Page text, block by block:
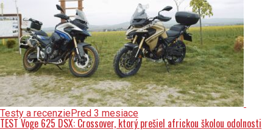
Testy a recenziePred 3 mesiace
TEST Voge 625 DSX: Crossover, ktorý prešiel africkou školou odolnosti